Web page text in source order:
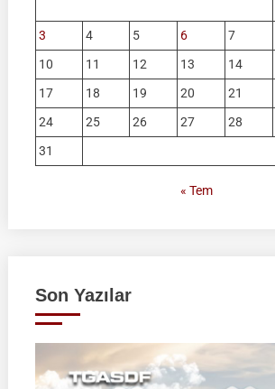
3
4 5 6 7
10
11 12 13 14
17
18 19 20 21
24
25 26 27 28
31
« Tem
Son Yazılar